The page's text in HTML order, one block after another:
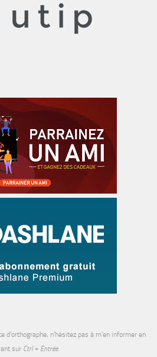
d’orthographe, n'hésitez pas à m'en informer en
sur Ctrl + Entrée.